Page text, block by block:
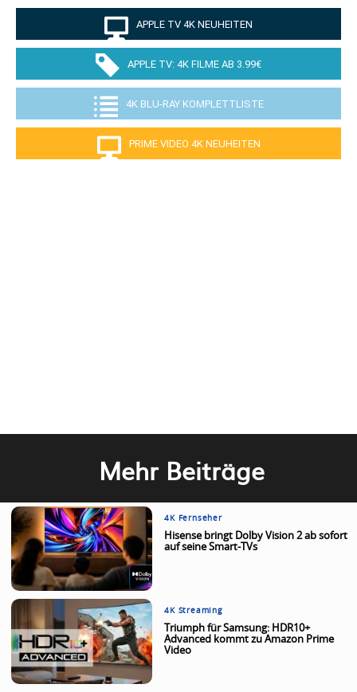
APPLE TV 4K NEUHEITEN
APPLE TV: 4K FILME AB 3.99€
4K BLU-RAY KOMPLETTLISTE
PRIME VIDEO 4K NEUHEITEN
Mehr Beiträge
4K Fernseher
Hisense bringt Dolby Vision 2 ab sofort
auf seine Smart-TVs
4K Streaming
Triumph für Samsung: HDR10+
Advanced kommt zu Amazon Prime
Video